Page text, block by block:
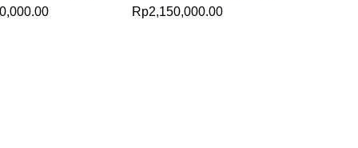
Rp2,150,000.00
Rp2,150,000.00